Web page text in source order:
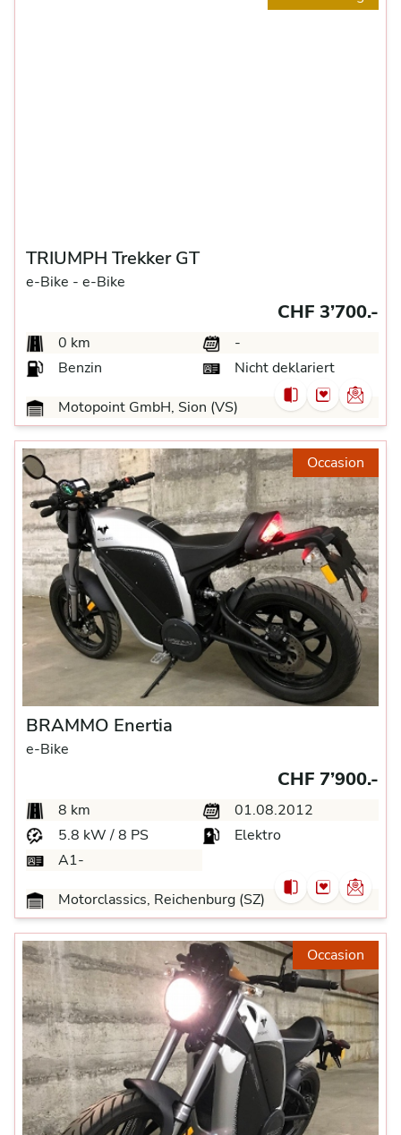
TRIUMPH Trekker GT
e-Bike - e-Bike
CHF 3’700.-
0 km
-
Benzin
Nicht deklariert
Motopoint GmbH, Sion (VS)
Occasion
BRAMMO Enertia
e-Bike
CHF 7’900.-
8 km
01.08.2012
5.8 kW / 8 PS
Elektro
A1-
Motorclassics, Reichenburg (SZ)
Occasion